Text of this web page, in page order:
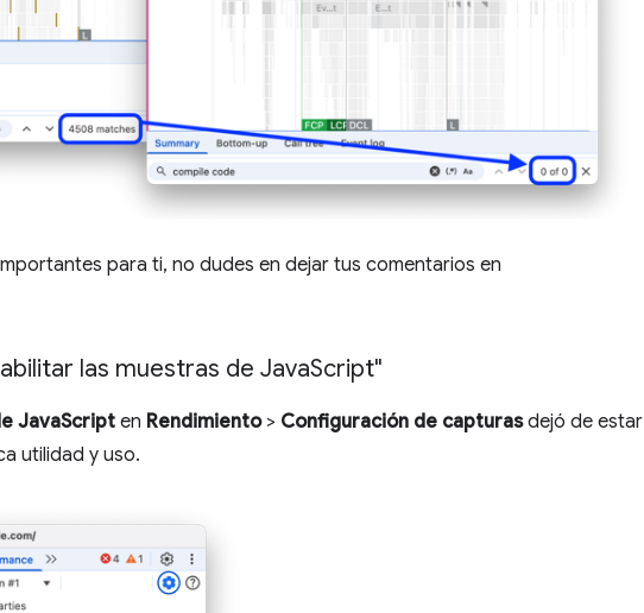
para ti, no dudes en dejar tus comentarios en
las muestras de JavaScript"
JavaScript en Rendimiento> Configuración de capturasdejó de estar
utilidad y uso.